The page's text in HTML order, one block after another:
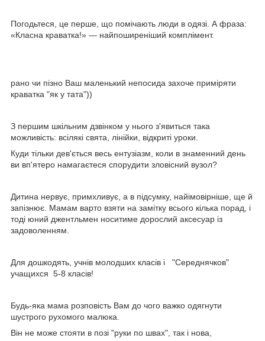
Погодьтеся, це перше, що помічають люди в одязі. А фраза:
«Класна краватка!» — найпоширеніший комплімент.
рано чи пізно Ваш маленький непосида захоче приміряти
краватка "як у тата"))
З першим шкільним дзвінком у нього з'явиться така
можливість: всілякі свята, лінійки, відкриті уроки.
Куди тільки дев'ється весь ентузіазм, коли в знаменний день
ви вп'ятеро намагаєтеся спорудити зловісний вузол?
Дитина нервує, примхливує, а в підсумку, найімовірніше, ще й
запізнює. Мамам варто взяти на замітку всього кілька порад, і
тоді юний джентльмен носитиме дорослий аксесуар із
задоволенням.
Для дошкодять, учнів молодших класів і "Середнячков"
учащихся 5-8 класів!
Будь-яка мама розповість Вам до чого важко одягнути
шустрого рухомого малюка.
Він не може стояти в позі "руки по швах", так і нова,